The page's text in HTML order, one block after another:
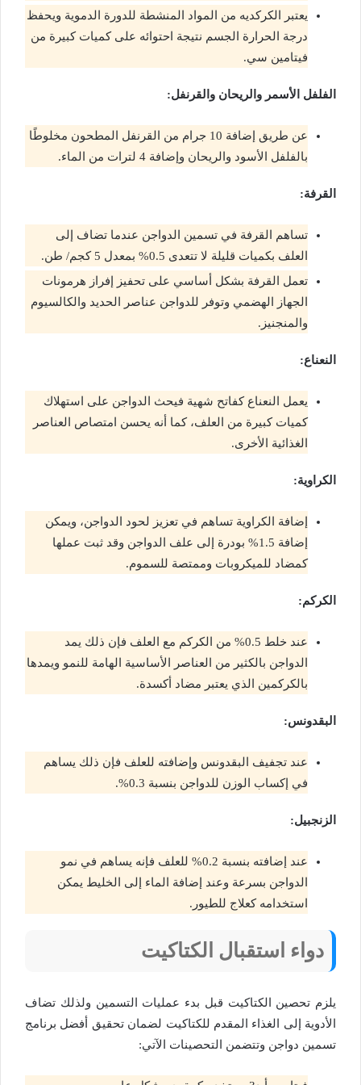
يعتبر الكركديه من المواد المنشطة للدورة الدموية ويحفظ
درجة الحرارة الجسم نتيجة احتوائه على كميات كبيرة من
فيتامين سي.
الفلفل الأسمر والريحان والقرنفل:
عن طريق إضافة 10 جرام من القرنفل المطحون مخلوطًا
بالفلفل الأسود والريحان وإضافة 4 لترات من الماء.
القرفة:
تساهم القرفة في تسمين الدواجن عندما تضاف إلى
العلف بكميات قليلة لا تتعدى 0.5% بمعدل 5 كجم/ طن.
تعمل القرفة بشكل أساسي على تحفيز إفراز هرمونات
الجهاز الهضمي وتوفر للدواجن عناصر الحديد والكالسيوم
والمنجنيز.
النعناع:
يعمل النعناع كفاتح شهية فيحث الدواجن على استهلاك
كميات كبيرة من العلف، كما أنه يحسن امتصاص العناصر
الغذائية الأخرى.
الكراوية:
إضافة الكراوية تساهم في تعزيز لحود الدواجن، ويمكن
إضافة 1.5% بودرة إلى علف الدواجن وقد ثبت عملها
كمضاد للميكروبات وممتصة للسموم.
الكركم:
عند خلط 0.5% من الكركم مع العلف فإن ذلك يمد
الدواجن بالكثير من العناصر الأساسية الهامة للنمو ويمدها
بالكركمين الذي يعتبر مضاد أكسدة.
البقدونس:
عند تجفيف البقدونس وإضافته للعلف فإن ذلك يساهم
في إكساب الوزن للدواجن بنسبة 0.3%.
الزنجبيل:
عند إضافته بنسبة 0.2% للعلف فإنه يساهم في نمو
الدواجن بسرعة وعند إضافة الماء إلى الخليط يمكن
استخدامه كعلاج للطيور.
دواء استقبال الكتاكيت
يلزم تحصين الكتاكيت قبل بدء عمليات التسمين ولذلك تضاف
الأدوية إلى الغذاء المقدم للكتاكيت لضمان تحقيق أفضل برنامج
تسمين دواجن وتتضمن التحصينات الآتي: